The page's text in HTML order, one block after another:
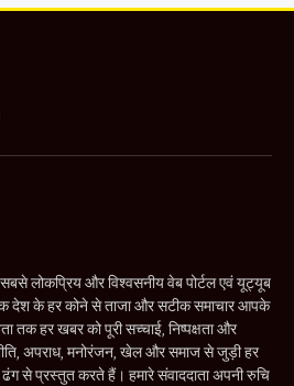
लोकप्रिय और विश्वसनीय वेब पोर्टल एवं यूट्यूब
देश के हर कोने से ताजा और सटीक समाचार आपके
तक हर खबर को पूरी सच्चाई, निष्पक्षता और
अपराध, मनोरंजन, खेल और समाज से जुड़ी हर
ढंग से प्रस्तुत करते हैं। हमारे संवाददाता अपनी रुचि